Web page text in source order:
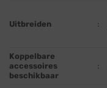
Uitbreiden :
Koppelbare
accessoires
beschikbaar
: